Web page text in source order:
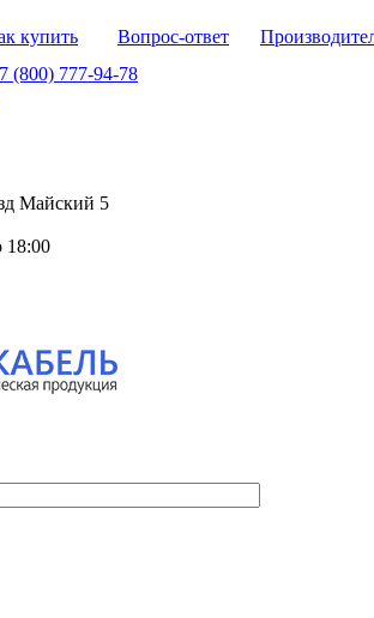
купить Вопрос-ответ
(800) 777-94-78
Майский 5
18:00